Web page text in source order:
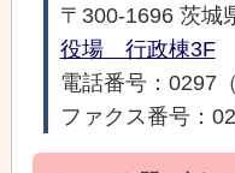
〒300-1696 茨城
役場 行政棟3F
電話番号：0297
ファクス番号：